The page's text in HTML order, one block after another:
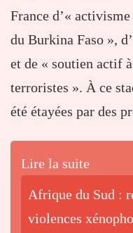
France d’«
du Burkina Faso »,
et de « soutien actif
terroristes ». À ce
été étayées par des
Lire la suite
Afrique du Sud :
violences